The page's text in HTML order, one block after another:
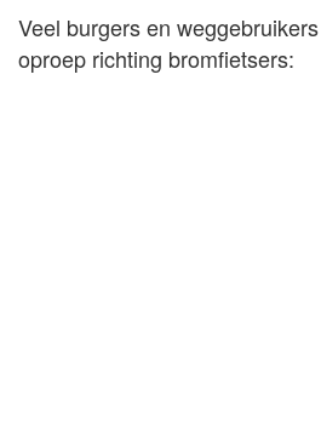
Veel burgers en
oproep richting bromfietsers: